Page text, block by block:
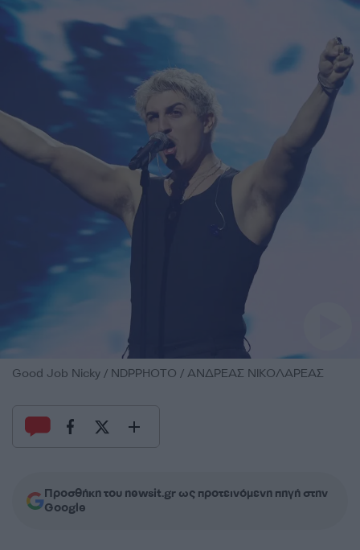
Good Job Nicky / NDPPHOTO / ΑΝΔΡΕΑΣ ΝΙΚΟΛΑΡΕΑΣ
Προσθήκη του newsit.gr ως προτεινόμενη πηγή στην
Google